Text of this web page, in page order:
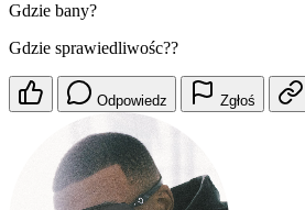
Gdzie bany?
Gdzie sprawiedliwośc??
Odpowiedz Zgłoś